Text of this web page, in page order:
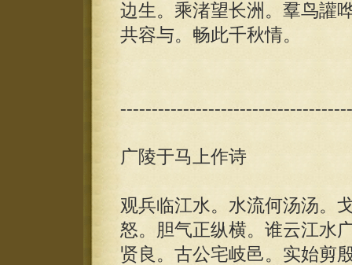
边生。乘渚望长洲。羣鸟讙
共容与。畅此千秋情。
广陵于马上作诗
观兵临江水。水流何汤汤。
怒。胆气正纵横。谁云江水
贤良。古公宅岐邑。实始剪